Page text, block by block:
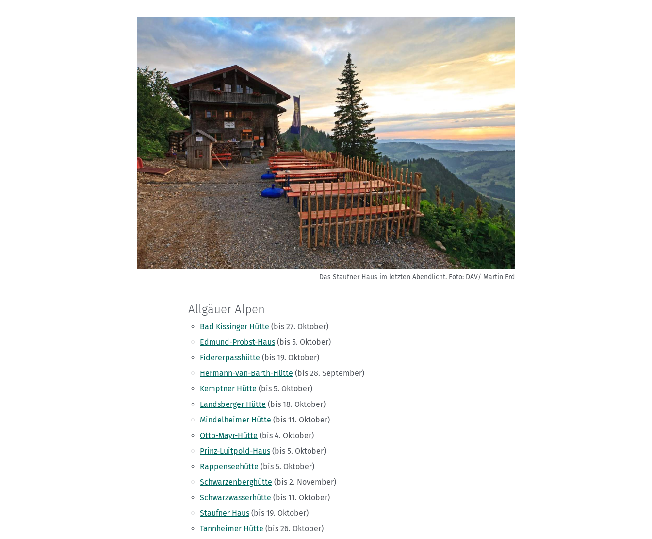
Das Staufner Haus im letzten Abendlicht. Foto: DAV/ Martin Erd
Allgäuer Alpen
Bad Kissinger Hütte (bis 27. Oktober)
Edmund-Probst-Haus (bis 5. Oktober)
Fidererpasshütte (bis 19. Oktober)
Hermann-van-Barth-Hütte (bis 28. September)
Kemptner Hütte (bis 5. Oktober)
Landsberger Hütte (bis 18. Oktober)
Mindelheimer Hütte (bis 11. Oktober)
Otto-Mayr-Hütte (bis 4. Oktober)
Prinz-Luitpold-Haus (bis 5. Oktober)
Rappenseehütte (bis 5. Oktober)
Schwarzenberghütte (bis 2. November)
Schwarzwasserhütte (bis 11. Oktober)
Staufner Haus (bis 19. Oktober)
Tannheimer Hütte (bis 26. Oktober)